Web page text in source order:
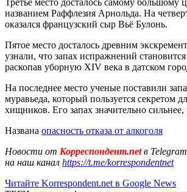
названием Раффлезия Арнольда. На
оказался французский сыр Вьё Булонь.
Пятое место досталось древним
узнали, что запах испражнений
раскопав уборную XIV века в датском
На последнее место ученые поставили
муравьеда, который пользуется секретом
хищников. Его запах значительно сильнее,
Названа опасность отказа от алкоголя
Новости от Корреспондент.netв
на наш канал https://t.me/korrespondentnet
Читайте Korrespondent.net в Google News